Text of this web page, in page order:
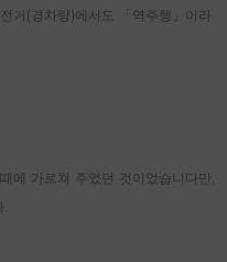
거(경차량)에서도 「역주행」이라
에 가르쳐 주었던 것이었습니다만,
.